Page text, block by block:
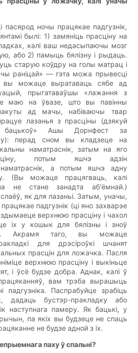
пасярод ночы працякае падгузнік,
былі: 1) замяніць прасціну на
калі ваш недасыпаючы мозг
або 2) памыць бялізну і рыдаць.
старую коўдру на голы матрац і
раніцай» — гэта можа прывесці
можаце выратаваць сябе ад
прыгатаваўшы «лажання з
маю на ўвазе, што вы павінны
ад мачы, набіваючы твар
лазанья з прасціны (дзякуй
бацькоў» Ашы Дорнфест за
перад сном вы кладзеце на
наматраснік, затым на яго
потым яшчэ адзін
наматраснік, а потым яшчэ адну
(Вы можаце працягваць, калі
не стане занадта аб'ёмнай.)
як для лазаньі. Затым, уначы,
працякае падгузнік (ці яно захварэе
здымаеце верхнюю прасціну і чахол
іх у кошык для бялізны і зноў
Акрамя таго, вы можаце
для дрэсіроўкі шчанят
прасцін для ложачка. Пасля
верхнюю прасціну і выкіньце
і ўсё будзе добра. Аднак, калі ў
вам трэба вырашыць
падгузніка. Паспрабуйце зрабіць
дадаць бустэр-пракладку або
наступнага памеру. Як бацькі, у
па якіх вы будзеце не спаць
не будзе адной з іх.
паху ў спальні?